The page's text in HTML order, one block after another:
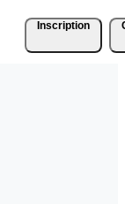
Inscription